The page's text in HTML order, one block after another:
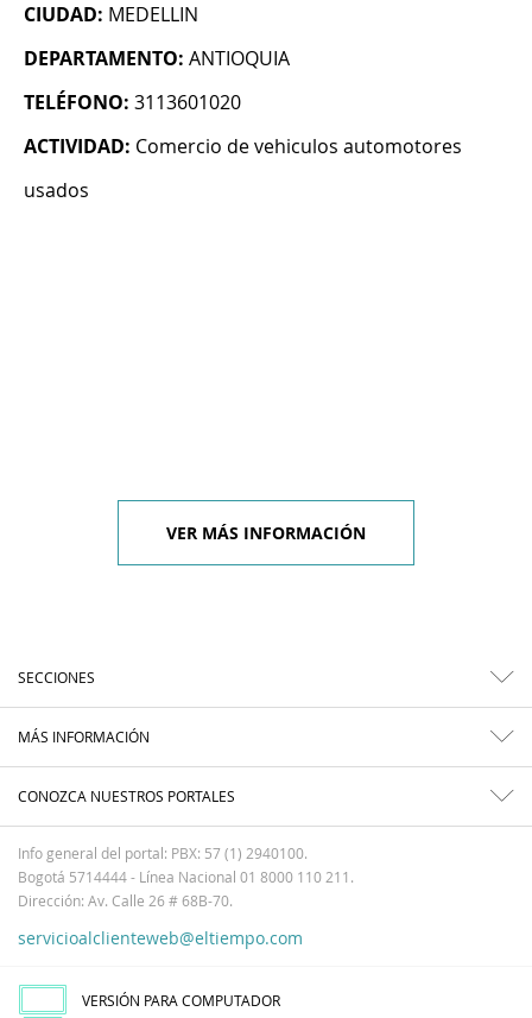
CIUDAD: MEDELLIN
DEPARTAMENTO: ANTIOQUIA
TELÉFONO: 3113601020
ACTIVIDAD: Comercio de vehiculos automotores
usados
VER MÁS INFORMACIÓN
SECCIONES
MÁS INFORMACIÓN
CONOZCA NUESTROS PORTALES
Info general del portal: PBX: 57 (1) 2940100.
Bogotá 5714444 - Línea Nacional 01 8000 110 211.
Dirección: Av. Calle 26 # 68B-70.
servicioalclienteweb@eltiempo.com
VERSIÓN PARA COMPUTADOR